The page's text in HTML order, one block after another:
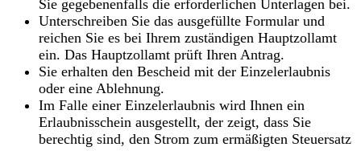
Sie gegebenenfalls die erforderlichen Unterlagen bei.
Unterschreiben Sie das ausgefüllte Formular und
reichen Sie es bei Ihrem zuständigen Hauptzollamt
ein. Das Hauptzollamt prüft Ihren Antrag.
Sie erhalten den Bescheid mit der Einzelerlaubnis
oder eine Ablehnung.
Im Falle einer Einzelerlaubnis wird Ihnen ein
Erlaubnisschein ausgestellt, der zeigt, dass Sie
berechtig sind, den Strom zum ermäßigten Steuersatz